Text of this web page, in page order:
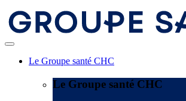
Le Groupe santé CHC
Le Groupe santé CHC